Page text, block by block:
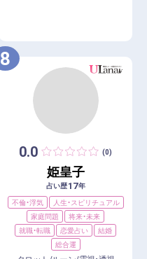
8
0.0 (0)
姫皇子
占い歴17年
不倫・浮気
人生・スピリチュアル
家庭問題
将来・未来
就職・転職
恋愛占い
結婚
総合運